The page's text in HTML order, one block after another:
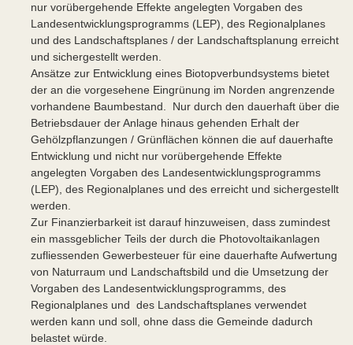
nur vorübergehende Effekte angelegten Vorgaben des
Landesentwicklungsprogramms (LEP), des Regionalplanes
und des Landschaftsplanes / der Landschaftsplanung erreicht
und sichergestellt werden.
Ansätze zur Entwicklung eines Biotopverbundsystems bietet
der an die vorgesehene Eingrünung im Norden angrenzende
vorhandene Baumbestand. Nur durch den dauerhaft über die
Betriebsdauer der Anlage hinaus gehenden Erhalt der
Gehölzpflanzungen / Grünflächen können die auf dauerhafte
Entwicklung und nicht nur vorübergehende Effekte
angelegten Vorgaben des Landesentwicklungsprogramms
(LEP), des Regionalplanes und des erreicht und sichergestellt
werden.
Zur Finanzierbarkeit ist darauf hinzuweisen, dass zumindest
ein massgeblicher Teils der durch die Photovoltaikanlagen
zufliessenden Gewerbesteuer für eine dauerhafte Aufwertung
von Naturraum und Landschaftsbild und die Umsetzung der
Vorgaben des Landesentwicklungsprogramms, des
Regionalplanes und des Landschaftsplanes verwendet
werden kann und soll, ohne dass die Gemeinde dadurch
belastet würde.